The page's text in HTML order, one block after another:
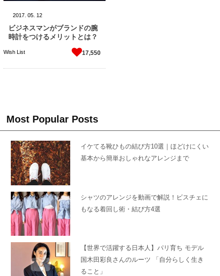
2017. 05. 12
ビジネスマンがブランドの腕
時計をつけるメリットとは？
17,550
Wish List
Most Popular Posts
イケてる靴ひもの結び方10選｜ほどけにくい
基本から簡単おしゃれなアレンジまで
シャツのアレンジを動画で解説！ビスチェに
もなる着回し術・結び方4選
【世界で活躍する日本人】パリ育ち モデル
国木田彩良さんのルーツ 「自分らしく生き
ること」